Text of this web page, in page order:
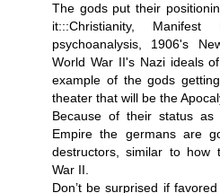
The gods put their
it:::Christianity,
psychoanalysis, 1906's
World War II's Nazi ideals
example of the gods
theater that will be the
Because of their status
Empire the germans are
destructors, similar to how
War II.
Don’t be surprised if